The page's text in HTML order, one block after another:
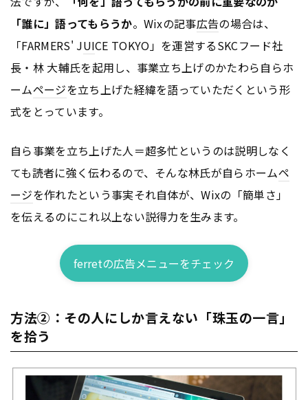
「誰に」語ってもらうか。Wixの記事広告の場合は、
「FARMERS' JUICE TOKYO」を運営するSKCフード社
長・林 大輔氏を起用し、事業立ち上げのかたわら自らホ
ームページを立ち上げた経緯を語っていただくという形
式をとっています。
自ら事業を立ち上げた人＝超多忙というのは説明しなく
ても読者に強く伝わるので、そんな林氏が自らホームペ
ージを作れたという事実それ自体が、Wixの「簡単さ」
を伝えるのにこれ以上ない説得力を生みます。
ferretの広告メニューをチェック
方法②：その人にしか言えない「珠玉の一言」
を拾う